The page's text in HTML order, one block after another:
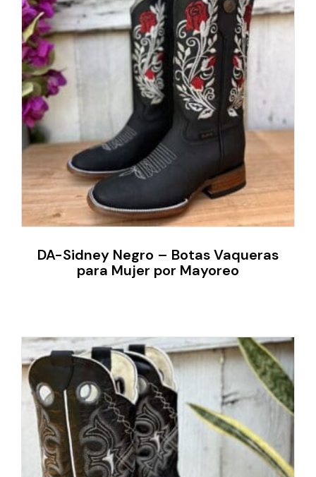
DA-Sidney Negro – Botas Vaqueras
para Mujer por Mayoreo